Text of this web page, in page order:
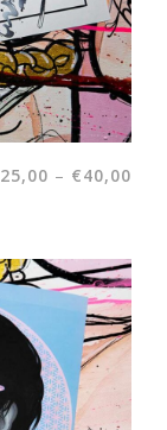
25,00 – €40,00